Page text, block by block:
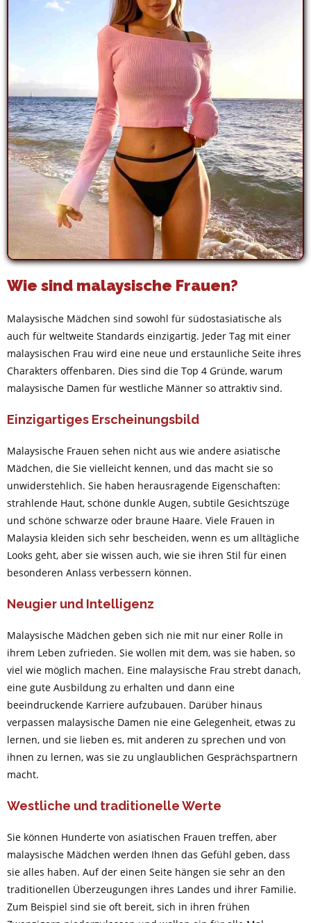
Wie sind malaysische Frauen?
Malaysische Mädchen sind sowohl für südostasiatische als
auch für weltweite Standards einzigartig. Jeder Tag mit einer
malaysischen Frau wird eine neue und erstaunliche Seite ihres
Charakters offenbaren. Dies sind die Top 4 Gründe, warum
malaysische Damen für westliche Männer so attraktiv sind.
Einzigartiges Erscheinungsbild
Malaysische Frauen sehen nicht aus wie andere asiatische
Mädchen, die Sie vielleicht kennen, und das macht sie so
unwiderstehlich. Sie haben herausragende Eigenschaften:
strahlende Haut, schöne dunkle Augen, subtile Gesichtszüge
und schöne schwarze oder braune Haare. Viele Frauen in
Malaysia kleiden sich sehr bescheiden, wenn es um alltägliche
Looks geht, aber sie wissen auch, wie sie ihren Stil für einen
besonderen Anlass verbessern können.
Neugier und Intelligenz
Malaysische Mädchen geben sich nie mit nur einer Rolle in
ihrem Leben zufrieden. Sie wollen mit dem, was sie haben, so
viel wie möglich machen. Eine malaysische Frau strebt danach,
eine gute Ausbildung zu erhalten und dann eine
beeindruckende Karriere aufzubauen. Darüber hinaus
verpassen malaysische Damen nie eine Gelegenheit, etwas zu
lernen, und sie lieben es, mit anderen zu sprechen und von
ihnen zu lernen, was sie zu unglaublichen Gesprächspartnern
macht.
Westliche und traditionelle Werte
Sie können Hunderte von asiatischen Frauen treffen, aber
malaysische Mädchen werden Ihnen das Gefühl geben, dass
sie alles haben. Auf der einen Seite hängen sie sehr an den
traditionellen Überzeugungen ihres Landes und ihrer Familie.
Zum Beispiel sind sie oft bereit, sich in ihren frühen